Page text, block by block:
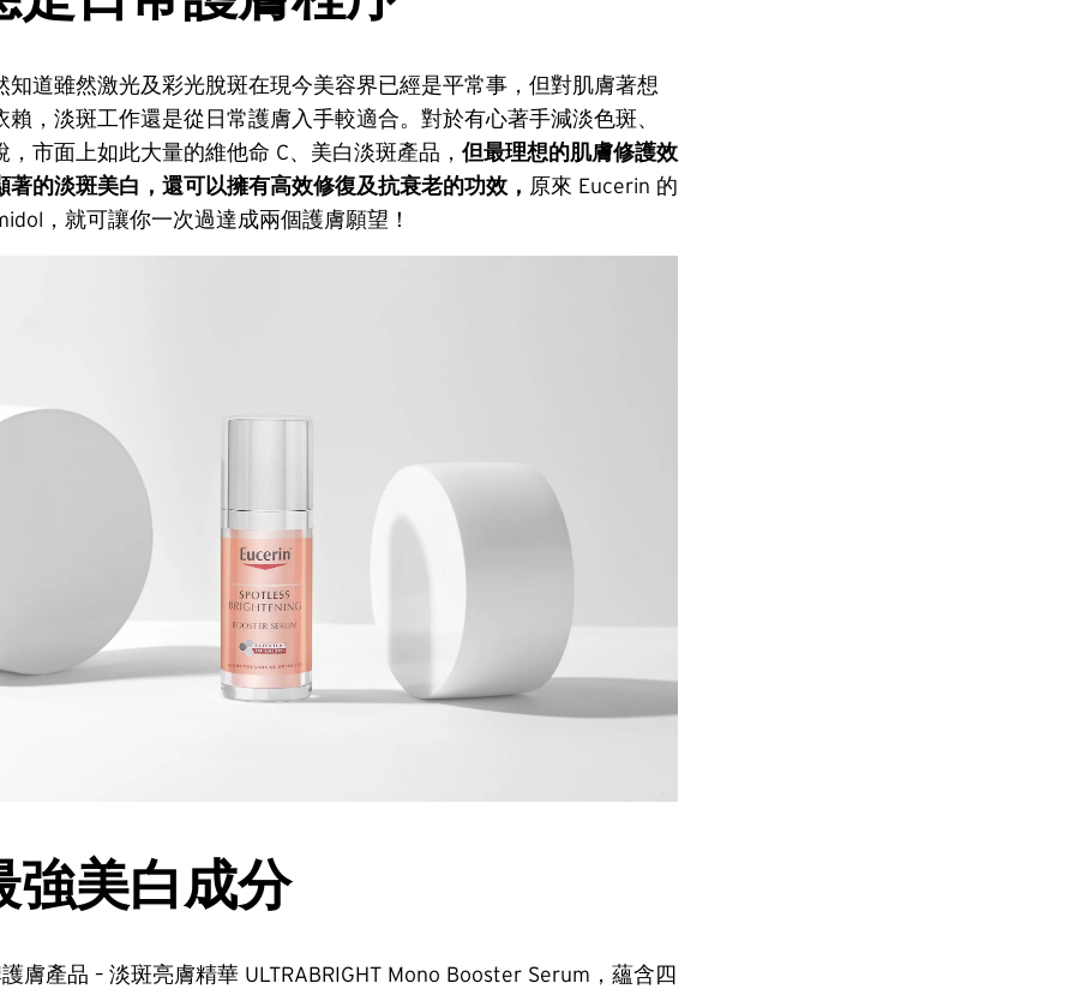
知道雖然激光及彩光脫斑在現今美容界已經是平常事，但對肌膚著想
賴，淡斑工作還是從日常護膚入手較適合。對於有心著手減淡色斑、
，市面上如此大量的維他命 C、美白淡斑產品， 但最理想的肌膚修護效
著的淡斑美白，還可以擁有高效修復及抗衰老的功效， 原來 Eucerin 的
，就可讓你一次過達成兩個護膚願望！
強美白成分
膚產品 – 淡斑亮膚精華 ULTRABRIGHT Mono Booster Serum，蘊含四